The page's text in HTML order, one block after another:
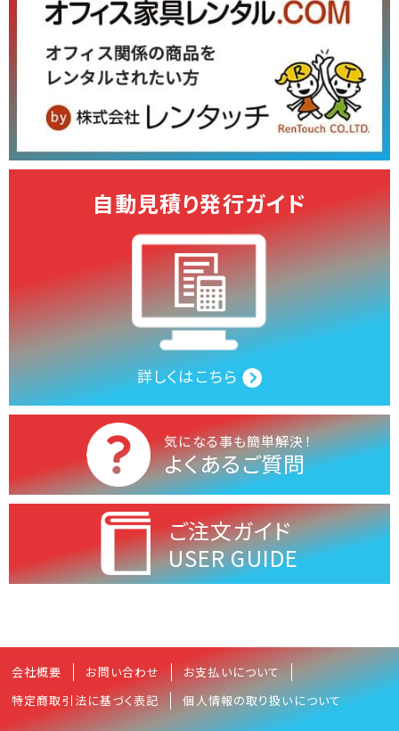
自動見積り発行ガイド
詳しくはこちら
気になる事も簡単解決！
よくあるご質問
ご注文ガイド
USER GUIDE
会社概要 お問い合わせ
お支払いについて
特定商取引法に基づく表記
個人情報の取り扱いについて